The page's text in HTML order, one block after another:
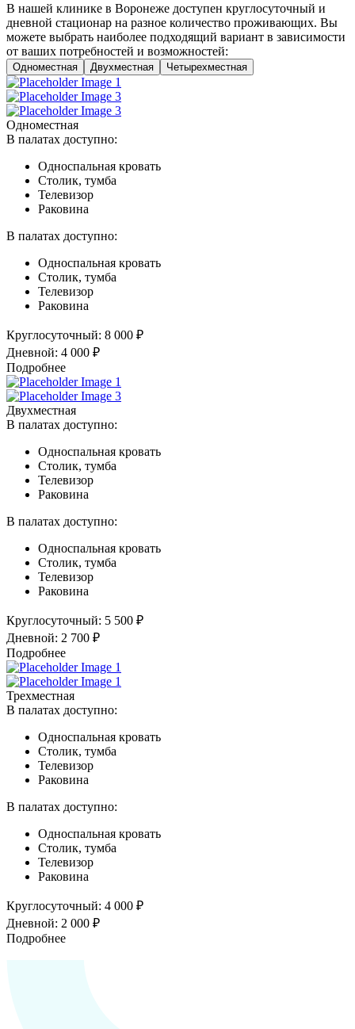
В нашей клинике в Воронеже доступен круглосуточный и
дневной стационар на разное количество проживающих. Вы
можете выбрать наиболее подходящий вариант в зависимости
от ваших потребностей и возможностей:
Одноместная Двухместная Четырехместная
Одноместная
В палатах доступно:
Односпальная кровать
Столик, тумба
Телевизор
Раковина
В палатах доступно:
Односпальная кровать
Столик, тумба
Телевизор
Раковина
Круглосуточный: 8 000 ₽
Дневной: 4 000 ₽
Подробнее
Двухместная
В палатах доступно:
Односпальная кровать
Столик, тумба
Телевизор
Раковина
В палатах доступно:
Односпальная кровать
Столик, тумба
Телевизор
Раковина
Круглосуточный: 5 500 ₽
Дневной: 2 700 ₽
Подробнее
Трехместная
В палатах доступно:
Односпальная кровать
Столик, тумба
Телевизор
Раковина
В палатах доступно:
Односпальная кровать
Столик, тумба
Телевизор
Раковина
Круглосуточный: 4 000 ₽
Дневной: 2 000 ₽
Подробнее